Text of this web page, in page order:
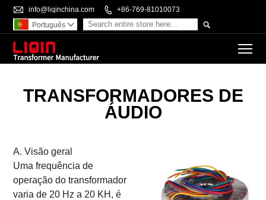
 info@liqinchina.com  +86-769-81010073

Português 
TRANSFORMADORES DE
ÁUDIO
A. Visão geral
Uma frequência de
operação do transformador
varia de 20 Hz a 20 KH, é